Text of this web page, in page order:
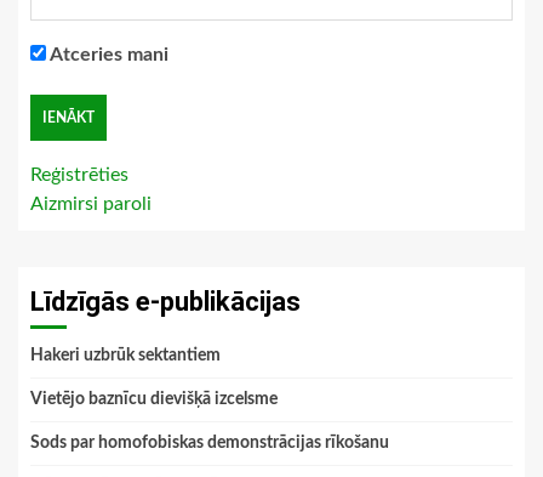
Atceries mani
Reģistrēties
Aizmirsi paroli
Līdzīgās e-publikācijas
Hakeri uzbrūk sektantiem
Vietējo baznīcu dievišķā izcelsme
Sods par homofobiskas demonstrācijas rīkošanu